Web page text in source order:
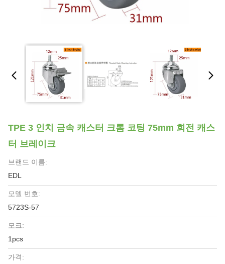
TPE 3 인치 금속 캐스터 크롬 코팅 75mm 회전 캐스
터 브레이크
브랜드 이름:
EDL
모델 번호:
5723S-57
모크:
1pcs
가격: